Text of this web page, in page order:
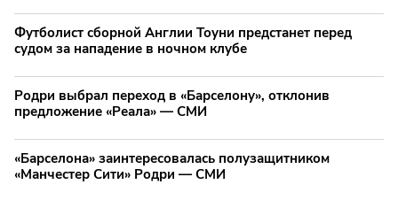
Футболист сборной Англии Тоуни предстанет перед
судом за нападение в ночном клубе
Родри выбрал переход в «Барселону», отклонив
предложение «Реала» — СМИ
«Барселона» заинтересовалась полузащитником
«Манчестер Сити» Родри — СМИ